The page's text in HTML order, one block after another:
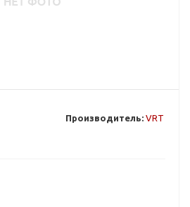
Производитель: VRT